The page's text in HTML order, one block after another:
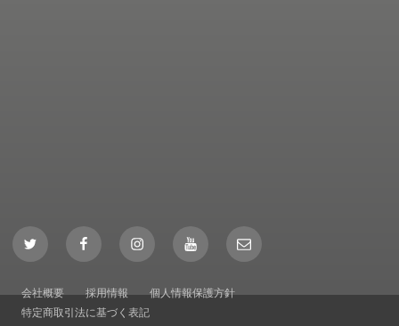
Twitter FacebookInstagramYouTubeMail
会社概要 採用情報
個人情報保護方針
特定商取引法に基づく表記